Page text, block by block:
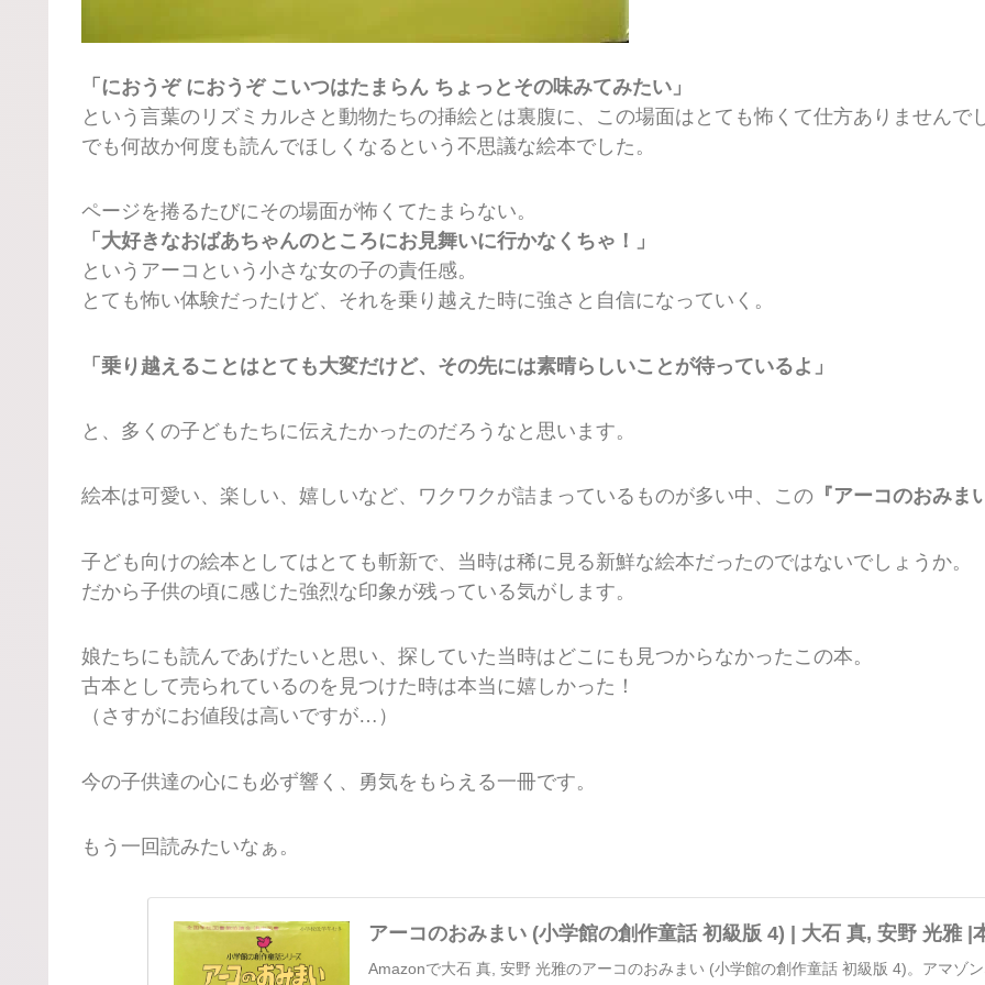
「におうぞ におうぞ こいつはたまらん ちょっとその味みてみたい」
という言葉のリズミカルさと動物たちの挿絵とは裏腹に、この場面はとても怖くて仕方ありませんで
でも何故か何度も読んでほしくなるという不思議な絵本でした。
ページを捲るたびにその場面が怖くてたまらない。
「大好きなおばあちゃんのところにお見舞いに行かなくちゃ！」
というアーコという小さな女の子の責任感。
とても怖い体験だったけど、それを乗り越えた時に強さと自信になっていく。
「乗り越えることはとても大変だけど、その先には素晴らしいことが待っているよ」
と、多くの子どもたちに伝えたかったのだろうなと思います。
絵本は可愛い、楽しい、嬉しいなど、ワクワクが詰まっているものが多い中、この 『アーコのおみま
子ども向けの絵本としてはとても斬新で、当時は稀に見る新鮮な絵本だったのではないでしょうか。
だから子供の頃に感じた強烈な印象が残っている気がします。
娘たちにも読んであげたいと思い、探していた当時はどこにも見つからなかったこの本。
古本として売られているのを見つけた時は本当に嬉しかった！
（さすがにお値段は高いですが…）
今の子供達の心にも必ず響く、勇気をもらえる一冊です。
もう一回読みたいなぁ。
アーコのおみまい (小学館の創作童話 初級版 4) | 大石 真, 安野 光雅 |
Amazonで大石 真, 安野 光雅のアーコのおみまい (小学館の創作童話 初級版 4)。アマゾ